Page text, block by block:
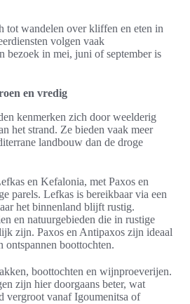
tot wandelen over kliffen en eten in
volgen vaak
bezoek in mei, juni of september is
en vredig
kenmerken zich door weelderig
het strand. Ze bieden vaak meer
landbouw dan de droge
en Kefalonia, met Paxos en
parels. Lefkas is bereikbaar via een
het binnenland blijft rustig.
en natuurgebieden die in rustige
zijn. Paxos en Antipaxos zijn ideaal
ontspannen boottochten.
boottochten en wijnproeverijen.
zijn hier doorgaans beter, wat
vergroot vanaf Igoumenitsa of